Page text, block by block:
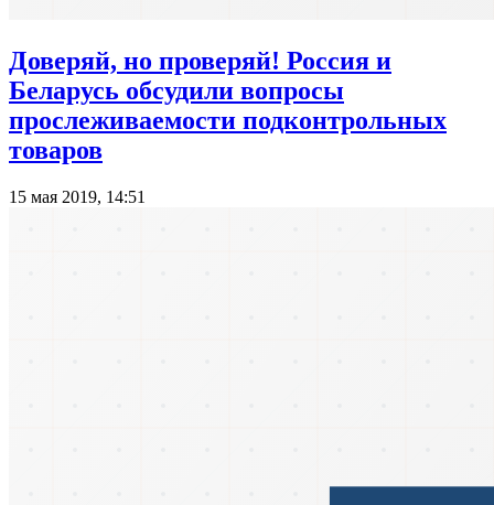
Доверяй, но проверяй! Россия и
Беларусь обсудили вопросы
прослеживаемости подконтрольных
товаров
15 мая 2019, 14:51